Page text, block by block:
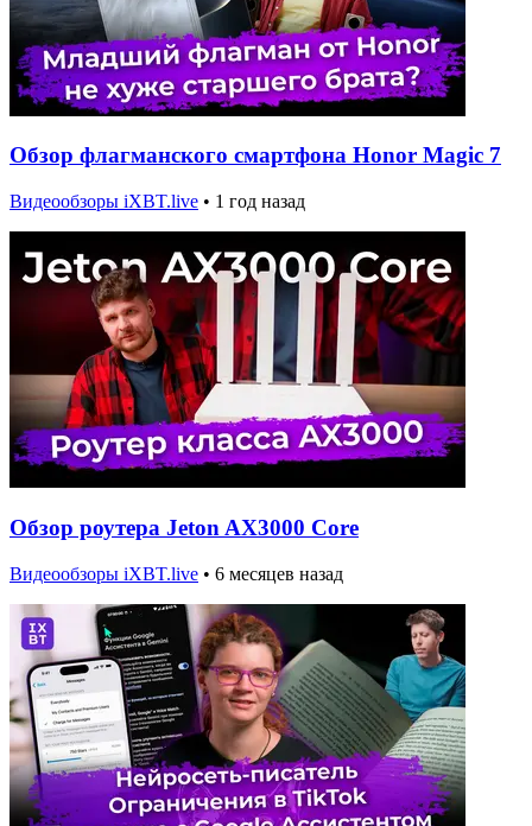
Обзор флагманского смартфона Honor Magic 7
Видеообзоры iXBT.live • 1 год назад
Обзор роутера Jeton AX3000 Core
Видеообзоры iXBT.live • 6 месяцев назад